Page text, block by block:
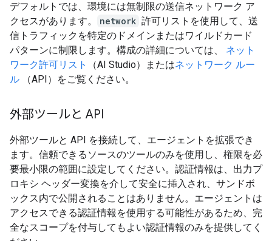
デフォルトでは、環境には無制限の送信ネットワーク ア
クセスがあります。
network 許可リストを使用して、送
信トラフィックを特定のドメインまたはワイルドカード
パターンに制限します。構成の詳細については、 ネット
ワーク許可リスト
（AI Studio）またはネットワーク ルー
ル （API）をご覧ください。
外部ツールと API
外部ツールと API を接続して、エージェントを拡張でき
ます。信頼できるソースのツールのみを使用し、権限を必
要最小限の範囲に設定してください。認証情報は、出力プ
ロキシ ヘッダー変換を介して安全に挿入され、サンドボ
ックス内で公開されることはありません。エージェントは
アクセスできる認証情報を使用する可能性があるため、完
全なスコープを付与してもよい認証情報のみを提供してく